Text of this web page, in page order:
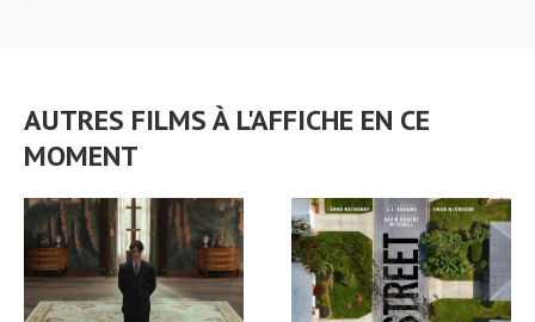
AUTRES FILMS À L'AFFICHE EN CE
MOMENT